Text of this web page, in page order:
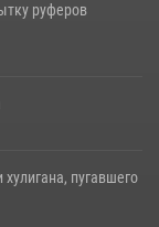
руферов
пугавшего